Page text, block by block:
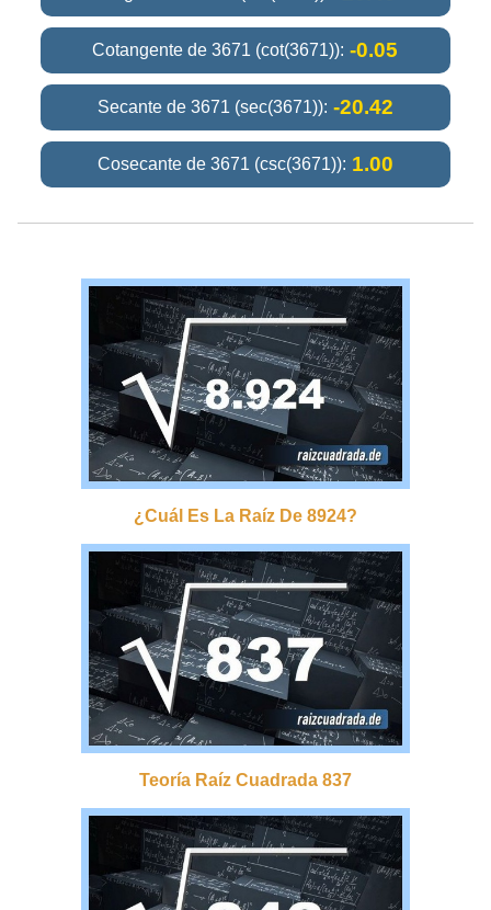
Cotangente de 3671 (cot(3671)): -0.05
Secante de 3671 (sec(3671)): -20.42
Cosecante de 3671 (csc(3671)): 1.00
¿cuál Es La Raíz De 8924?
Teoría Raíz Cuadrada 837